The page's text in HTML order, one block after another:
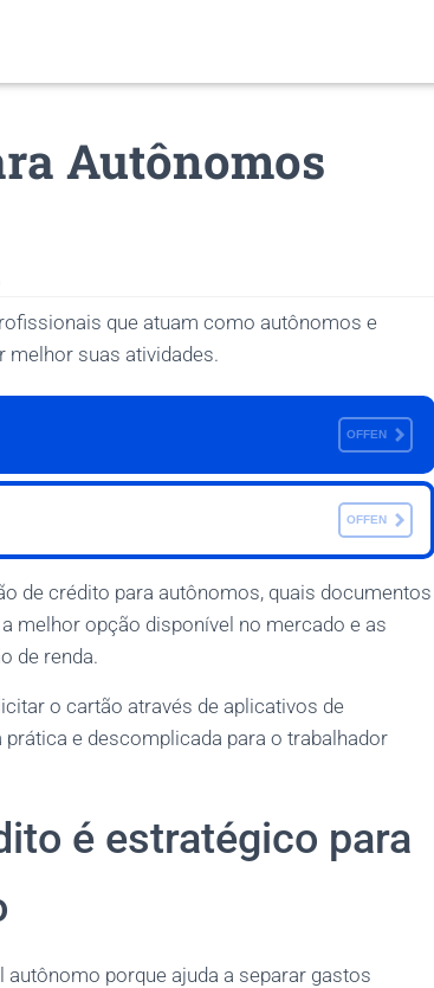
Autônomos
que atuam como autônomos e
melhor suas atividades.
OFFEN
OFFEN
de crédito para autônomos, quais documentos
melhor opção disponível no mercado e as
de renda.
o cartão através de aplicativos de
e descomplicada para o trabalhador
é estratégico para
porque ajuda a separar gastos